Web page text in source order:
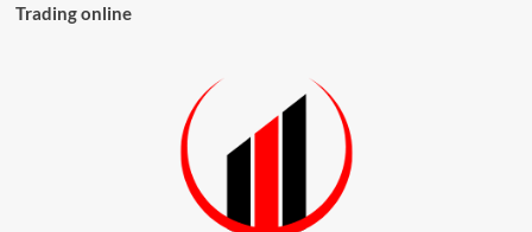
Trading online